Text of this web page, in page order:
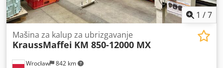
1 /7
Wrocław 842 km
Mašina za kalup za ubrizgavanje
KraussMaffei KM 850-12000 MX